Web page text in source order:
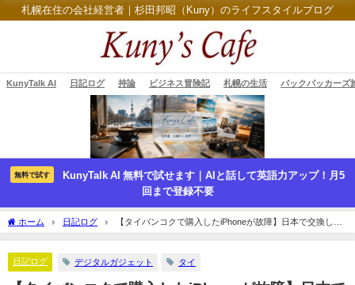
札幌在住の会社経営者｜杉田邦昭（Kuny）のライフスタイルブログ
KunyTalk AI 日記ログ 持論 ビジネス冒険記 札幌の生活 バックパッカーズ
無料で試す
KunyTalk AI 無料で試せます｜AIと話して英語力アップ！月5
回まで登録不要
ホーム 日記ログ
【タイバンコクで購入したiPhoneが故障】日本で交換した
ときに気が付いた不思議・・・
日記ログ デジタルガジェット タイ